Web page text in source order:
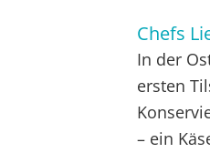
Chefs
In der
ersten
– ein